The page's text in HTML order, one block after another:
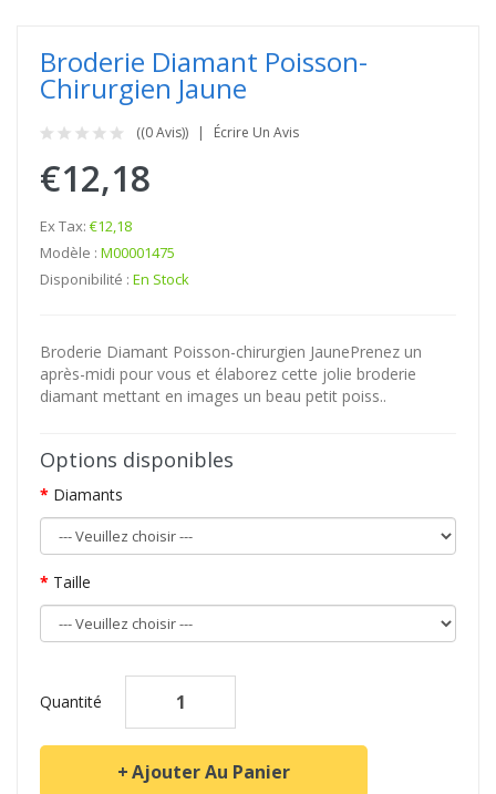
Broderie Diamant Poisson-
Chirurgien Jaune
((0 Avis)) Écrire Un Avis
€12,18
Ex Tax: €12,18
Modèle : M00001475
Disponibilité : En Stock
Broderie Diamant Poisson-chirurgien JaunePrenez un
après-midi pour vous et élaborez cette jolie broderie
diamant mettant en images un beau petit poiss..
Options disponibles
Diamants
Taille
Quantité
Ajouter Au Panier